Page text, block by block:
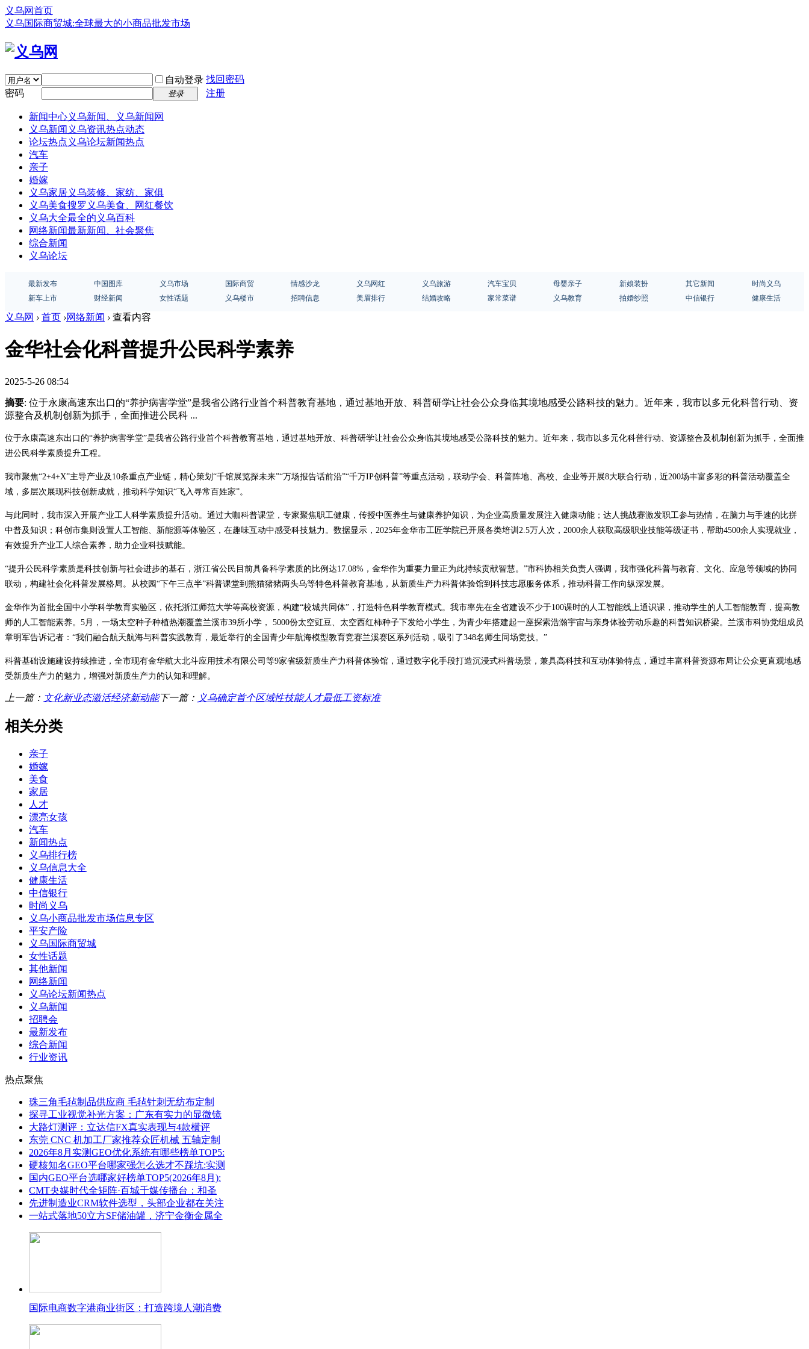
义乌网首页
义乌国际商贸城:全球最大的小商品批发市场
自动登录 找回密码
密码
登录 注册
新闻中心义乌新闻、义乌新闻网
义乌新闻 义乌资讯热点动态
论坛热点 义乌论坛新闻热点
汽车
亲子
婚嫁
义乌家居义乌装修、家纺、家俱
义乌美食搜罗义乌美食、网红餐饮
义乌大全最全的义乌百科
网络新闻最新新闻、社会聚焦
综合新闻
义乌论坛
最新发布 中国图库 义乌市场 国际商贸 情感沙龙 义乌网红 义乌旅游 汽车宝贝 母婴亲子 新娘装扮 其它新闻
时尚义乌
新车上市
财经新闻 女性话题 义乌楼市 招聘信息 美眉排行 结婚攻略 家常菜谱 义乌教育 拍婚纱照 中信银行 健康生活
义乌网 › 首页 ›网络新闻 › 查看内容
金华社会化科普提升公民科学素养
2025-5-26 08:54
摘要: 位于永康高速东出口的“养护病害学堂”是我省公路行业首个科普教育基地，通过基地开放、科普研学让社会公众身临其境地感受公路科技的魅力。近年来，我市以多元化科普行动、资
源整合及机制创新为抓手，全面推进公民科 ...
位于永康高速东出口的“养护病害学堂”是我省公路行业首个科普教育基地，通过基地开放、科普研学让社会公众身临其境地感受公路科技的魅力。近年来，我市以多元化科普行动、资源整合及机制创新为抓手，全面推
进公民科学素质提升工程。
我市聚焦“2+4+X”主导产业及10条重点产业链，精心策划“千馆展览探未来”“万场报告话前沿”“千万IP创科普”等重点活动，联动学会、科普阵地、高校、企业等开展8大联合行动，近200场丰富多彩的科普活动覆盖全
域，多层次展现科技创新成就，推动科学知识“飞入寻常百姓家”。
与此同时，我市深入开展产业工人科学素质提升活动。通过大咖科普课堂，专家聚焦职工健康，传授中医养生与健康养护知识，为企业高质量发展注入健康动能；达人挑战赛激发职工参与热情，在脑力与手速的比拼
中普及知识；科创市集则设置人工智能、新能源等体验区，在趣味互动中感受科技魅力。数据显示，2025年金华市工匠学院已开展各类培训2.5万人次，2000余人获取高级职业技能等级证书，帮助4500余人实现就业，
有效提升产业工人综合素养，助力企业科技赋能。
“提升公民科学素质是科技创新与社会进步的基石，浙江省公民目前具备科学素质的比例达17.08%，金华作为重要力量正为此持续贡献智慧。”市科协相关负责人强调，我市强化科普与教育、文化、应急等领域的协同
联动，构建社会化科普发展格局。从校园“下午三点半”科普课堂到熊猫猪猪两头乌等特色科普教育基地，从新质生产力科普体验馆到科技志愿服务体系，推动科普工作向纵深发展。
金华作为首批全国中小学科学教育实验区，依托浙江师范大学等高校资源，构建“校城共同体”，打造特色科学教育模式。我市率先在全省建设不少于100课时的人工智能线上通识课，推动学生的人工智能教育，提高教
师的人工智能素养。5月，一场太空种子种植热潮覆盖兰溪市39所小学， 5000份太空豇豆、太空西红柿种子下发给小学生，为青少年搭建起一座探索浩瀚宇宙与亲身体验劳动乐趣的科普知识桥梁。兰溪市科协党组成员
章明军告诉记者：“我们融合航天航海与科普实践教育，最近举行的全国青少年航海模型教育竞赛兰溪赛区系列活动，吸引了348名师生同场竞技。”
科普基础设施建设持续推进，全市现有金华航大北斗应用技术有限公司等9家省级新质生产力科普体验馆，通过数字化手段打造沉浸式科普场景，兼具高科技和互动体验特点，通过丰富科普资源布局让公众更直观地感
受新质生产力的魅力，增强对新质生产力的认知和理解。
上一篇： 文化新业态激活经济新动能下一篇： 义乌确定首个区域性技能人才最低工资标准
相关分类
亲子
婚嫁
美食
家居
人才
漂亮女孩
汽车
新闻热点
义乌排行榜
义乌信息大全
健康生活
中信银行
时尚义乌
义乌小商品批发市场信息专区
平安产险
义乌国际商贸城
女性话题
其他新闻
网络新闻
义乌论坛新闻热点
义乌新闻
招聘会
最新发布
综合新闻
行业资讯
热点聚焦
珠三角毛毡制品供应商 毛毡针刺无纺布定制
探寻工业视觉补光方案：广东有实力的显微镜
大路灯测评：立达信FX真实表现与4款横评
东莞 CNC 机加工厂家推荐众匠机械 五轴定制
2026年8月实测GEO优化系统有哪些榜单TOP5:
硬核知名GEO平台哪家强怎么选才不踩坑:实测
国内GEO平台选哪家好榜单TOP5(2026年8月):
CMT央媒时代全矩阵·百城千媒传播台：和圣
先进制造业CRM软件选型，头部企业都在关注
一站式落地50立方SF储油罐，济宁金衡金属全
国际电商数字港商业街区：打造跨境人潮消费